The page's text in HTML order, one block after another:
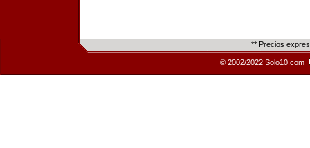
** Precios
© 2002/2022 Solo10.com